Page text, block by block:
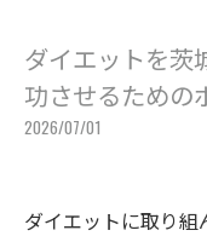
ダイエットを茨
功させるための
2026/07/01
ダイエットに取り